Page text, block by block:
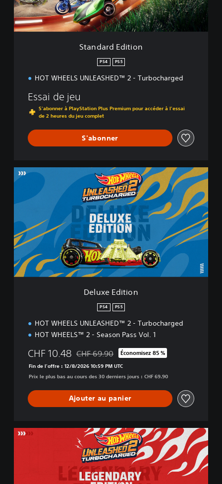
E
d
i
t
Standard Edition
PS4 PS5
HOT WHEELS UNLEASHED™ 2 - Turbocharged
Essai de jeu
S'abonner à PlayStation Plus Premium pour accéder à l'essai
de 2 heures du jeu complet
S'abonner
e
d
i
i
o
Deluxe Edition
PS4 PS5
HOT WHEELS UNLEASHED™ 2 - Turbocharged
HOT WHEELS™ 2 - Season Pass Vol. 1
CHF 10.48 Remise par rapport au prix d'origine de CHF
CHF 69.90 Économisez 85 %
Fin de l'offre : 12/8/2026 10:59 PM UTC
Prix le plus bas au cours des 30 derniers jours : CHF 69.90
Ajouter au panier